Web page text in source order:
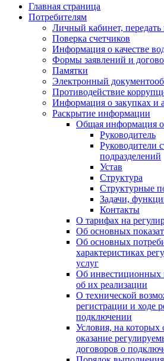
Главная страница
Потребителям
Личный кабинет, передать
Поверка счетчиков
Информация о качестве
Формы заявлений и
Памятки
Электронный
Противодействие
Информация о закупках и
Раскрытие информации
Общая информация
Руководитель
Руководители
подразделений
Устав
Структура
Структурные
Задачи,
Контакты
О тарифах на
Об основных
Об основных
характеристиках
услуг
Об инвестиционных
об их реализации
О технической
регистрации и ходе
подключении
Условия, на которых
оказание
договоров о